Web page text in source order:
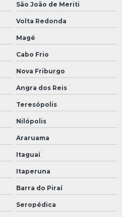
sistema de fluido térmico
fluido térmico
industrial
industriais
pontos
de fluido térmico
de fluido térmico preço
térmico
de fluido térmico
São João de Meriti
Volta Redonda
Magé
Cabo Frio
Nova Friburgo
Angra dos Reis
Teresópolis
Nilópolis
Araruama
Itaguaí
Itaperuna
Barra do Piraí
Seropédica